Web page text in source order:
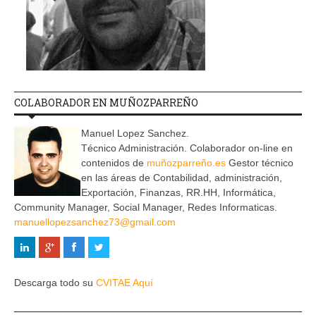
COLABORADOR EN MUÑOZPARREÑO
Manuel Lopez Sanchez.
Técnico Administración. Colaborador on-line en
contenidos de muñozparreño.es Gestor técnico
en las áreas de Contabilidad, administración,
Exportación, Finanzas, RR.HH, Informática,
Community Manager, Social Manager, Redes Informaticas.
manuellopezsanchez73@gmail.com
Descarga todo su CVITAE Aquí